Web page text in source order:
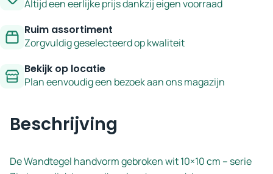
aantalAltijd een eerlijke prijs dankzij eigen voorraad
Ruim assortiment
Zorgvuldig geselecteerd op kwaliteit
Bekijk op locatie
Plan eenvoudig een bezoek aan ons magazijn
Beschrijving
De Wandtegel handvorm gebroken wit 10×10 cm – serie